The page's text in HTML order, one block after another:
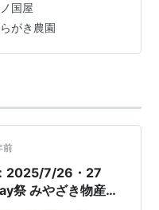
料。しろしょうゆと
ました。卵料理に良
国屋 贅沢な卵かけトリ
ング a…
国屋
がき農園
前
2025/7/26・27
祭 みやざき物産館